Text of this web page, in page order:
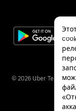
© 2026 Uber